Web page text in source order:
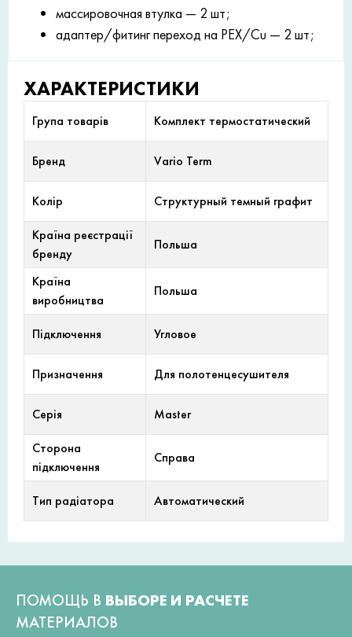
массировочная втулка — 2 шт;
адаптер/фитинг переход на PEX/Cu — 2 шт;
ХАРАКТЕРИСТИКИ
Група товарів Комплект термостатический
Бренд Vario Term
Колір Структурный темный графит
Країна реєстрації
бренду
Польша
Країна
виробництва
Польша
Підключення Угловое
Призначення Для полотенцесушителя
Серія Master
Сторона
підключення
Справа
Тип радіатора Автоматический
ПОМОЩЬ В ВЫБОРЕ И РАСЧЕТЕ
МАТЕРИАЛОВ